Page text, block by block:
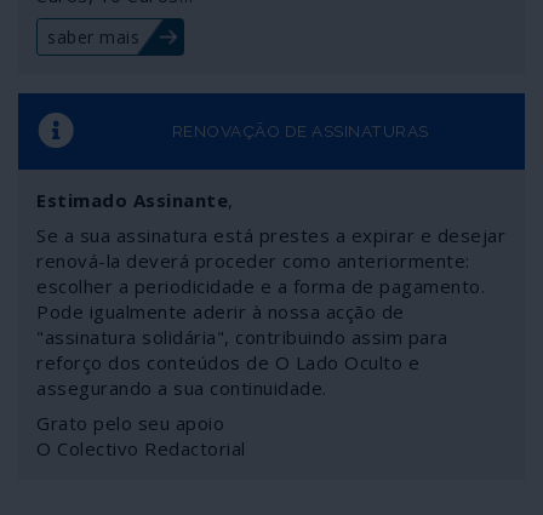
Defender Europe 20.
saber mais
RENOVAÇÃO DE ASSINATURAS
Estimado Assinante,
Se a sua assinatura está prestes a expirar e desejar
renová-la deverá proceder como anteriormente:
escolher a periodicidade e a forma de pagamento.
Pode igualmente aderir à nossa acção de
"assinatura solidária", contribuindo assim para
reforço dos conteúdos de O Lado Oculto e
assegurando a sua continuidade.
Grato pelo seu apoio
O Colectivo Redactorial